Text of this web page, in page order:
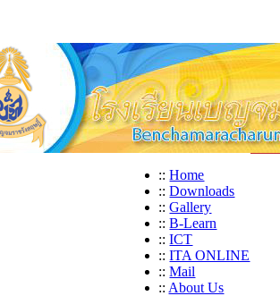
:: Home
:: Downloads
:: Gallery
:: B-Learn
:: ICT
:: ITA ONLINE
:: Mail
:: About Us